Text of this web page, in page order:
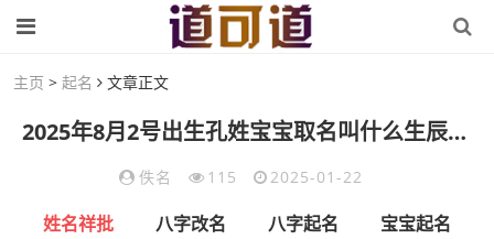
主页 > 起名 文章正文
2025年8月2号出生孔姓宝宝取名叫什么生辰八字五行查询
佚名 115 2025-01-22
姓名祥批 八字改名 八字起名 宝宝起名